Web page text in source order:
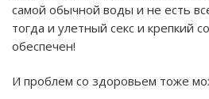
самой обычной воды и не есть
тогда и улетный секс и крепкий
обеспечен!
И проблем со здоровьем тоже